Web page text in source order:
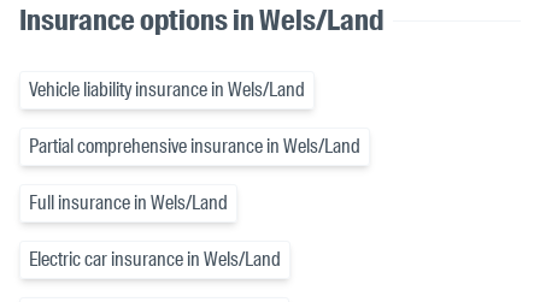
Insurance options in Wels/Land
Vehicle liability insurance in Wels/Land
Partial comprehensive insurance in Wels/Land
Full insurance in Wels/Land
Electric car insurance in Wels/Land